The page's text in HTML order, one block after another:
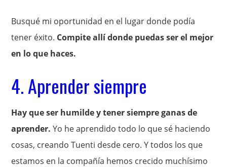
Busqué mi oportunidad en el lugar donde podía
tener éxito. Compite allí donde puedas ser el mejor
en lo que haces.
4. Aprender siempre
Hay que ser humilde y tener siempre ganas de
aprender. Yo he aprendido todo lo que sé haciendo
cosas, creando Tuenti desde cero. Y todos los que
estamos en la compañía hemos crecido muchísimo